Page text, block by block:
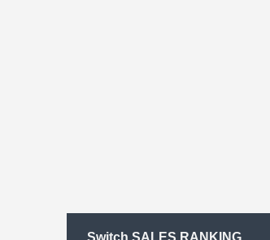
Switch SALES RANKING